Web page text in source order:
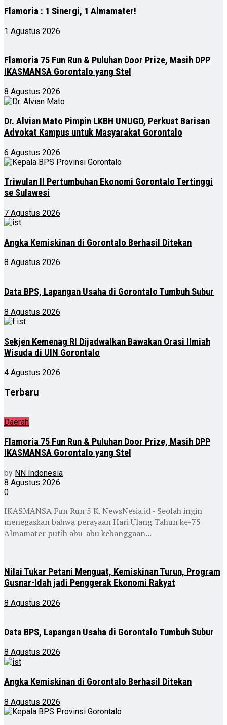
Flamoria : 1 Sinergi, 1 Almamater!
1 Agustus 2026
Flamoria 75 Fun Run & Puluhan Door Prize, Masih DPP
IKASMANSA Gorontalo yang Stel
8 Agustus 2026
Dr. Alvian Mato Pimpin LKBH UNUGO, Perkuat Barisan
Advokat Kampus untuk Masyarakat Gorontalo
6 Agustus 2026
Triwulan II Pertumbuhan Ekonomi Gorontalo Tertinggi
se Sulawesi
7 Agustus 2026
Angka Kemiskinan di Gorontalo Berhasil Ditekan
8 Agustus 2026
Data BPS, Lapangan Usaha di Gorontalo Tumbuh Subur
8 Agustus 2026
Sekjen Kemenag RI Dijadwalkan Bawakan Orasi Ilmiah
Wisuda di UIN Gorontalo
4 Agustus 2026
Terbaru
Daerah
Flamoria 75 Fun Run & Puluhan Door Prize, Masih DPP
IKASMANSA Gorontalo yang Stel
by NN Indonesia
8 Agustus 2026
0
IKASMANSA Fun Run 5 K. NewsNesia.id - Seolah ingin
menegaskan bahwa perayaan Hari Ulang Tahun ke-75
Almamater putih abu-abu kebanggaan...
Nilai Tukar Petani Menguat, Kemiskinan Turun, Program
Gusnar-Idah jadi Penggerak Ekonomi Rakyat
8 Agustus 2026
Data BPS, Lapangan Usaha di Gorontalo Tumbuh Subur
8 Agustus 2026
Angka Kemiskinan di Gorontalo Berhasil Ditekan
8 Agustus 2026